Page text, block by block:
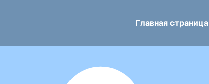
Главная страница